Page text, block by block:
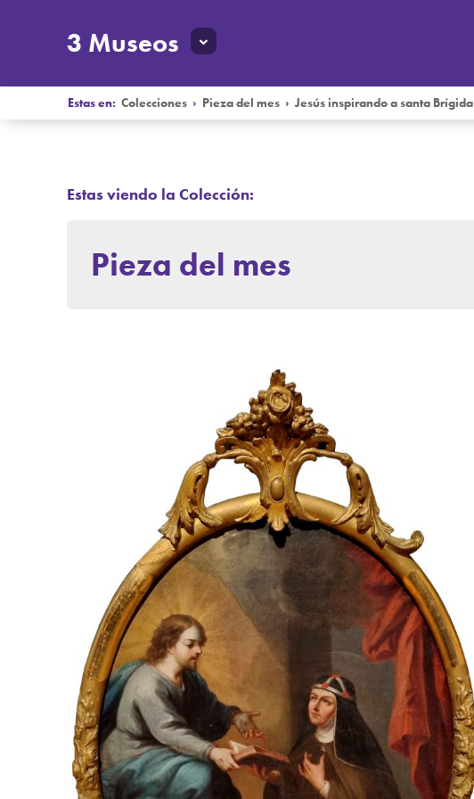
3 Museos
Estas en:Colecciones › Pieza del mes ›Jesús inspirando a santa Brígida
Estas viendo la Colección:
Pieza del mes